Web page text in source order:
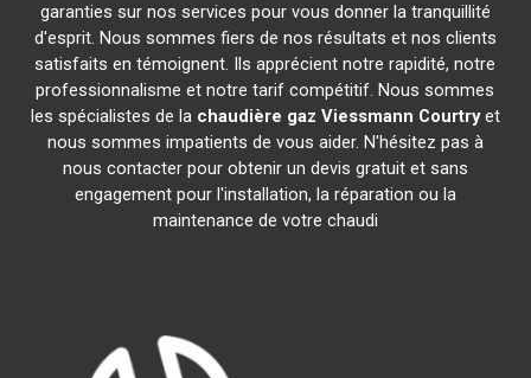
garanties sur nos services pour vous donner la tranquillité
d'esprit. Nous sommes fiers de nos résultats et nos clients
satisfaits en témoignent. Ils apprécient notre rapidité, notre
professionnalisme et notre tarif compétitif. Nous sommes
les spécialistes de la chaudière gaz Viessmann Courtryet
nous sommes impatients de vous aider. N'hésitez pas à
nous contacter pour obtenir un devis gratuit et sans
engagement pour l'installation, la réparation ou la
maintenance de votre chaudi